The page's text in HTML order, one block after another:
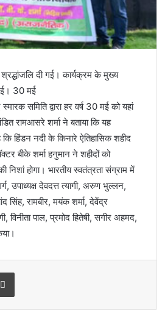
दी गई। कार्यक्रम के मुख्य
30 मई
समिति द्वारा हर वर्ष 30 मई को यहां
रामआसरे शर्मा ने बताया कि यह
कि हिंडन नदी के किनारे ऐतिहासिक शहीद
बीके शर्मा हनुमान ने शहीदों को
होगा। भारतीय स्वतंत्रता संग्राम में
उपाध्यक्ष देवदत्त त्यागी, अरुण भुल्लन,
सिंह, रामबीर, मयंक शर्मा, देवेंद्र
विनीता पाल, प्रमोद हितेषी, सगीर अहमद,
Print